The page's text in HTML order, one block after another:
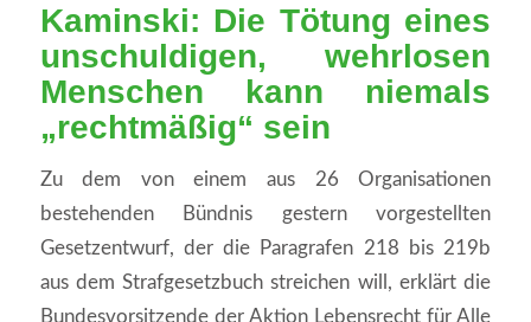
Kaminski: Die Tötung eines
unschuldigen, wehrlosen
Menschen kann niemals
„rechtmäßig“ sein
Zu dem von einem aus 26 Organisationen
bestehenden Bündnis gestern vorgestellten
Gesetzentwurf, der die Paragrafen 218 bis 219b
aus dem Strafgesetzbuch streichen will, erklärt die
Bundesvorsitzende der Aktion Lebensrecht für Alle